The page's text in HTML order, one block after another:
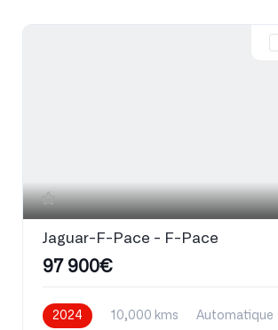
Jaguar-F-Pace - F-Pace
97 900€
2024 10,000 kms Automatique